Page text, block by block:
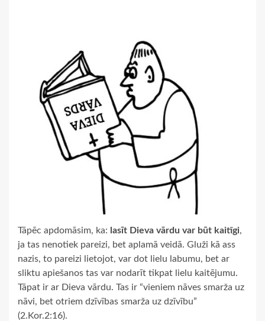
Tāpēc apdomāsim, ka: lasīt Dieva vārdu var būt kaitīgi,
ja tas nenotiek pareizi, bet aplamā veidā. Gluži kā ass
nazis, to pareizi lietojot, var dot lielu labumu, bet ar
sliktu apiešanos tas var nodarīt tikpat lielu kaitējumu.
Tāpat ir ar Dieva vārdu. Tas ir “vieniem nāves smarža uz
nāvi, bet otriem dzīvības smarža uz dzīvību”
(2.Kor.2:16).